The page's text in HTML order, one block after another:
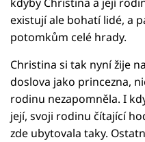
existují ale bohatí lidé, a
potomkům celé hrady.
Christina si tak nyní žije
doslova jako princezna,
rodinu nezapomněla. I
její, svoji rodinu čítající
zde ubytovala taky.